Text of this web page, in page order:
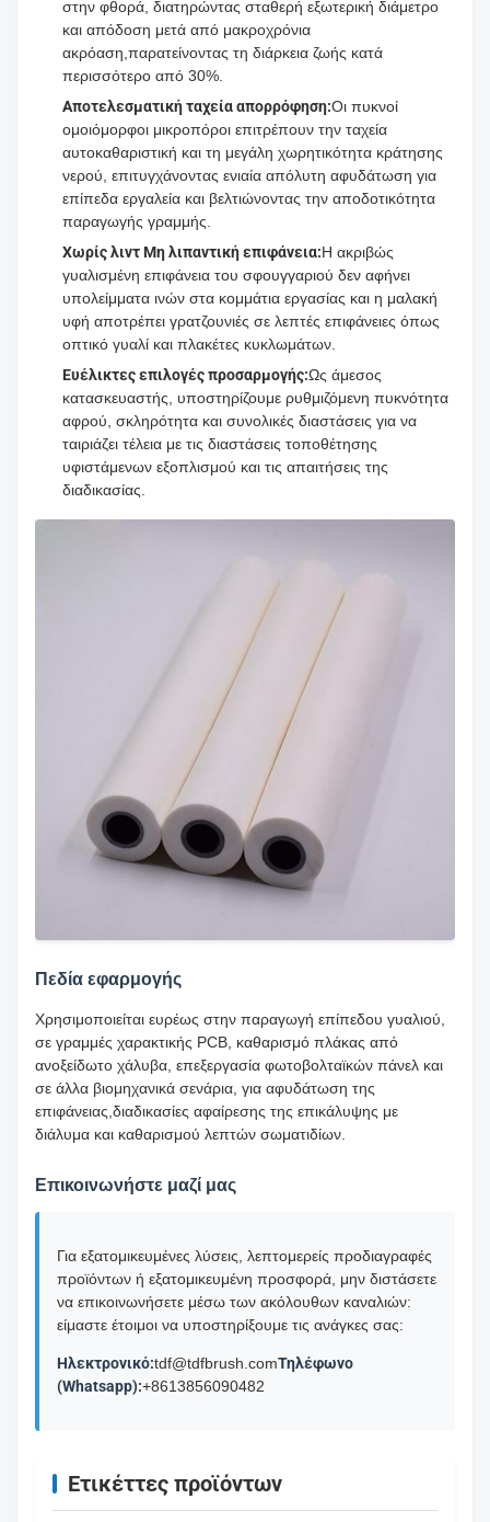
στην φθορά, διατηρώντας σταθερή εξωτερική διάμετρο
και απόδοση μετά από μακροχρόνια
ακρόαση,παρατείνοντας τη διάρκεια ζωής κατά
περισσότερο από 30%.
Αποτελεσματική ταχεία απορρόφηση:Οι πυκνοί
ομοιόμορφοι μικροπόροι επιτρέπουν την ταχεία
αυτοκαθαριστική και τη μεγάλη χωρητικότητα κράτησης
νερού, επιτυγχάνοντας ενιαία απόλυτη αφυδάτωση για
επίπεδα εργαλεία και βελτιώνοντας την αποδοτικότητα
παραγωγής γραμμής.
Χωρίς λιντ Μη λιπαντική επιφάνεια:Η ακριβώς
γυαλισμένη επιφάνεια του σφουγγαριού δεν αφήνει
υπολείμματα ινών στα κομμάτια εργασίας και η μαλακή
υφή αποτρέπει γρατζουνιές σε λεπτές επιφάνειες όπως
οπτικό γυαλί και πλακέτες κυκλωμάτων.
Ευέλικτες επιλογές προσαρμογής:Ως άμεσος
κατασκευαστής, υποστηρίζουμε ρυθμιζόμενη πυκνότητα
αφρού, σκληρότητα και συνολικές διαστάσεις για να
ταιριάζει τέλεια με τις διαστάσεις τοποθέτησης
υφιστάμενων εξοπλισμού και τις απαιτήσεις της
διαδικασίας.
Πεδία εφαρμογής
Χρησιμοποιείται ευρέως στην παραγωγή επίπεδου γυαλιού,
σε γραμμές χαρακτικής PCB, καθαρισμό πλάκας από
ανοξείδωτο χάλυβα, επεξεργασία φωτοβολταϊκών πάνελ και
σε άλλα βιομηχανικά σενάρια, για αφυδάτωση της
επιφάνειας,διαδικασίες αφαίρεσης της επικάλυψης με
διάλυμα και καθαρισμού λεπτών σωματιδίων.
Επικοινωνήστε μαζί μας
Για εξατομικευμένες λύσεις, λεπτομερείς προδιαγραφές
προϊόντων ή εξατομικευμένη προσφορά, μην διστάσετε
να επικοινωνήσετε μέσω των ακόλουθων καναλιών:
είμαστε έτοιμοι να υποστηρίξουμε τις ανάγκες σας:
Ηλεκτρονικό:tdf@tdfbrush.comΤηλέφωνο
(Whatsapp):+8613856090482
Ετικέττες προϊόντων